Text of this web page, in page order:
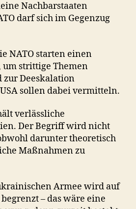
Nachbarstaaten
darf sich im Gegenzug
NATO starten einen
um strittige Themen
zur Deeskalation
sollen dabei vermitteln.
verlässliche
Der Begriff wird nicht
darunter theoretisch
Maßnahmen zu
Armee wird auf
– das wäre eine